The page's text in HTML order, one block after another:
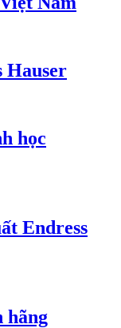
Hauser
học
Endress
hãng